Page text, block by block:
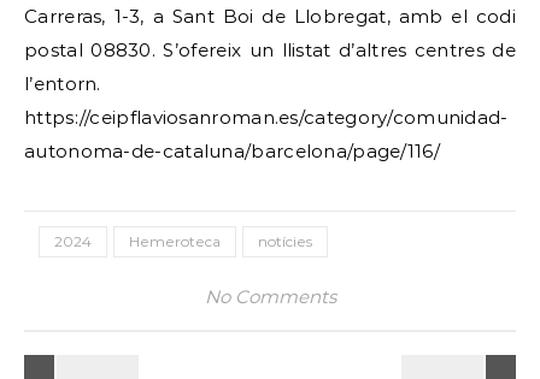
Carreras, 1-3, a Sant Boi de Llobregat, amb el codi
postal 08830. S’ofereix un llistat d’altres centres de
l’entorn.
https://ceipflaviosanroman.es/category/comunidad-
autonoma-de-cataluna/barcelona/page/116/
2024 Hemeroteca notícies
No Comments